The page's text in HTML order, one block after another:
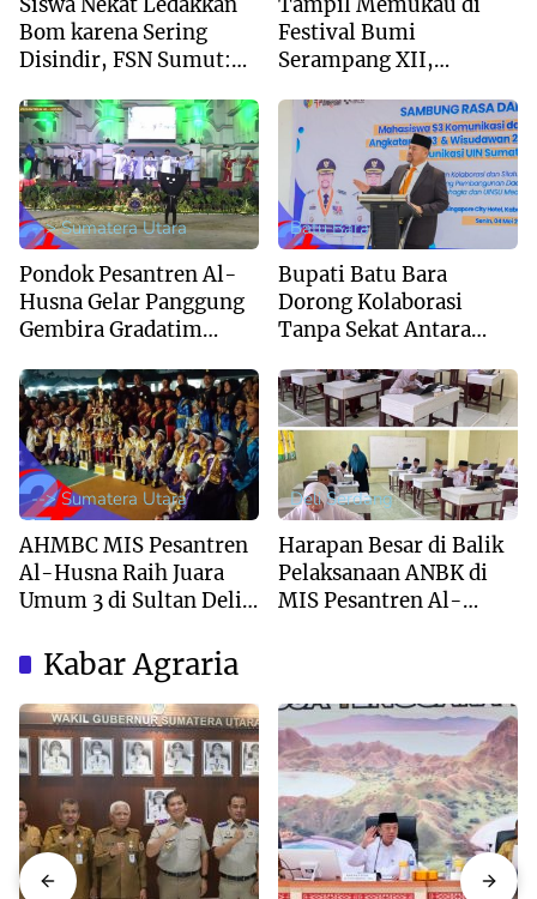
Bom karena Sering
Disindir, FSN Sumut:
Kejar Nilai Akademik
Festival Bumi
Serampang XII,
Husna Sabet Juara
Umum I
--> Sumatera Utara
Pondok Pesantren Al-
Husna Gelar Panggung
Gembira Gradatim
Syukur dan Kreativitas
Santri
Batu Bara
Bupati Batu Bara
Dorong Kolaborasi
Tanpa Sekat Antara
Akademisi UINSU
--> Sumatera Utara
AHMBC MIS Pesantren
Al-Husna Raih Juara
Umum 3 di Sultan Deli
Competition 2026
Deli Serdang
Harapan Besar di Balik
Pelaksanaan ANBK di
MIS Pesantren Al-
Kabar Agraria